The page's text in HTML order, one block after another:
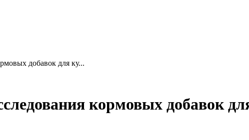
добавок для ку...
кормовых добавок